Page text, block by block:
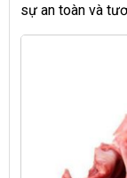
sự an toàn và